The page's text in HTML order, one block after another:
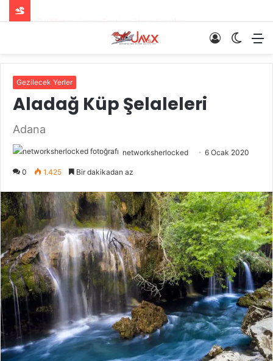
Dış
Giriş
Gezilecek Yerler
Aladağ Küp Şelaleleri
Adana
networksherlocked 6 Ocak 2020
0 1.425 Bir dakikadan az